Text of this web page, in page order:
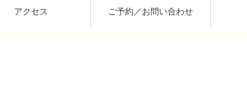
アクセス ご予約／お問い合わせ